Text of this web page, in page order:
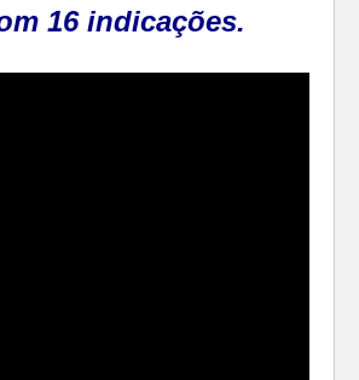
16 indicações.